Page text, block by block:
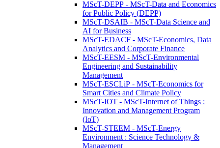
MScT-DEPP - MScT-Data and Economics
for Public Policy (DEPP)
MScT-DSAIB - MScT-Data Science and
AI for Business
MScT-EDACF - MScT-Economics, Data
Analytics and Corporate Finance
MScT-EESM - MScT-Environmental
Engineering and Sustainability
Management
MScT-ESCLiP - MScT-Economics for
Smart Cities and Climate Policy
MScT-IOT - MScT-Internet of Things :
Innovation and Management Program
(IoT)
MScT-STEEM - MScT-Energy
Environment : Science Technology &
Management